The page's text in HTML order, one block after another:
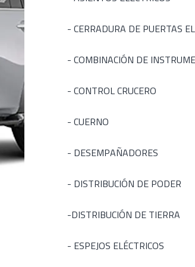
- CERRADURA DE PUERTAS
- COMBINACIÓN DE
- CONTROL CRUCERO
- CUERNO
- DESEMPAÑADORES
- DISTRIBUCIÓN DE PODER
-DISTRIBUCIÓN DE TIERRA
- ESPEJOS ELÉCTRICOS